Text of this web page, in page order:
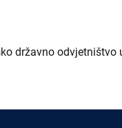
državno odvjetništvo